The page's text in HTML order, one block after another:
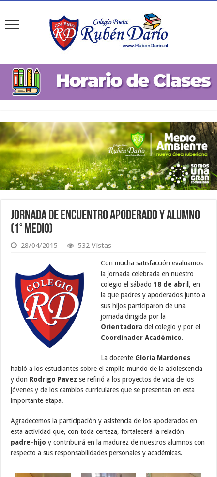
Jornada de Encuentro Apoderado y Alumno
(1° Medio)
28/04/2015 532 Vistas
Con mucha satisfacción evaluamos
la jornada celebrada en nuestro
colegio el sábado18 de abril , en
la que padres y apoderados junto a
sus hijos participaron de una
jornada dirigida por la
Orientadora del colegio y por el
Coordinador Académico.
La docente Gloria Mardones
habló a los estudiantes sobre el amplio mundo de la adolescencia
y don Rodrigo Pavez se refirió a los proyectos de vida de los
jóvenes y de los cambios curriculares que se presentan en esta
importante etapa.
Agradecemos la participación y asistencia de los apoderados en
esta actividad que, con toda certeza, fortalecerá la relación
padre-hijo y contribuirá en la madurez de nuestros alumnos con
respecto a sus responsabilidades personales y académicas.